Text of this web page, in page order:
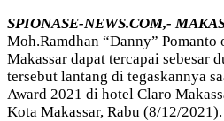
SPIONASE-NEWS.COM,-
Moh.Ramdhan “Danny”
Makassar dapat tercapai sebesar
tersebut lantang di tegaskannya
Award 2021 di hotel Claro
Kota Makassar, Rabu (8/12/2021).